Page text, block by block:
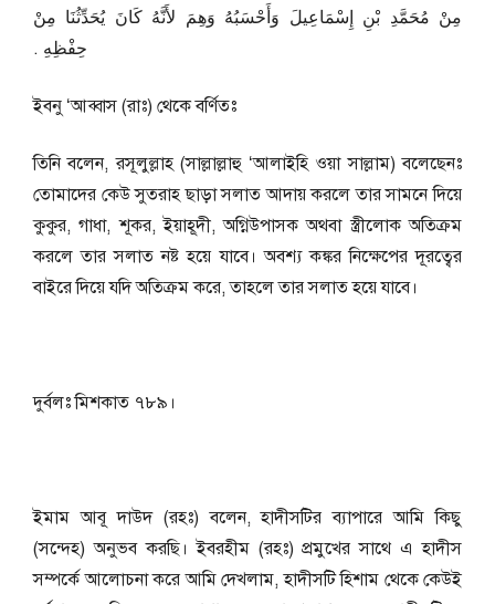
مِنْ مُحَمَّدِ بْنِ إِسْمَاعِيلَ وَأَحْسَبُهُ وَهِمَ لأَنَّهُ كَانَ يُحَدِّثُنَا مِنْ
حِفْظِهِ ‏.‏
ইবনু ‘আব্বাস (রাঃ) থেকে বর্ণিতঃ
তিনি বলেন, রসূলুল্লাহ (সাল্লাল্লাহু ‘আলাইহি ওয়া সাল্লাম) বলেছেনঃ
তোমাদের কেউ সুতরাহ ছাড়া সলাত আদায় করলে তার সামনে দিয়ে
কুকুর, গাধা, শূকর, ইয়াহূদী, অগ্নিউপাসক অথবা স্ত্রীলোক অতিক্রম
করলে তার সলাত নষ্ট হয়ে যাবে। অবশ্য কঙ্কর নিক্ষেপের দূরত্বের
বাইরে দিয়ে যদি অতিক্রম করে, তাহলে তার সলাত হয়ে যাবে।
দুর্বলঃ মিশকাত ৭৮৯।
ইমাম আবূ দাউদ (রহঃ) বলেন, হাদীসটির ব্যাপারে আমি কিছু
(সন্দেহ) অনুভব করছি। ইবরহীম (রহঃ) প্রমুখের সাথে এ হাদীস
সম্পর্কে আলোচনা করে আমি দেখলাম, হাদীসটি হিশাম থেকে কেউই